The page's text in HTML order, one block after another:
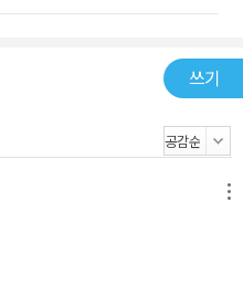
쓰기